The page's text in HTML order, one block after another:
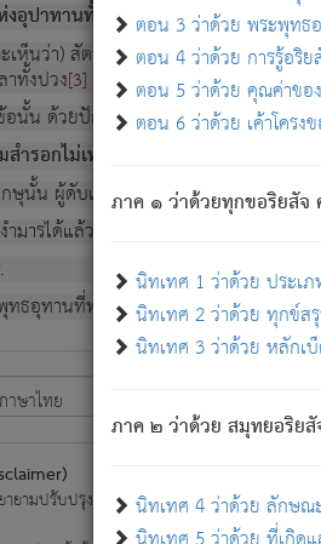
ตอน 3 ว่าด้วย พระพุทธ
ตอน 4 ว่าด้วย การรู้อริ
ตอน 5 ว่าด้วย คุณค่าขอ
ตอน 6 ว่าด้วย เค้าโครง
ภาค ๑ ว่าด้วยทุกขอริยสัจ
นิทเทศ 1 ว่าด้วย ประเ
นิทเทศ 2 ว่าด้วย ทุกข์
นิทเทศ 3 ว่าด้วย หลักเ
ภาค ๒ ว่าด้วย สมุทยอริยสั
นิทเทศ 4 ว่าด้วย ลักษ
งอุปาทานทั้งปวง ความเกิดขึ้นแห่งทุกข์จึ
เห็นว่า) สัตว์ทั้งหลายอันอวิชาหนาแน่
าทั้งปวง[3] เพื่อความมีแห่งประโยชน์โด
นั้น ด้วยปัญญาอันชอบตามที่เป็นจริงอย่า
ำรอกไม่เหลือ (แห่งภพทั้งหลาย) เพร
ษุนั้น ผู้ดับเย็นสนิทแล้ว เพราะไม่มีความ
มารได้แล้ว ชนะสงครามแล้ว ก้าวล่วงภ
.
ธอุทานที่ทรงเปล่งออก ที่โคนต้นโพธิ์เป็นที่
ยามปรับปรุงข้อมูลให้ถูกต้องมากที่สุด ผู้ศึกษา